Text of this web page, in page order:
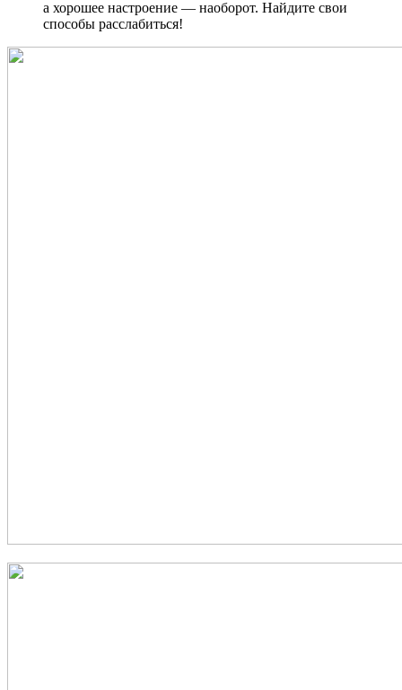
а хорошее настроение — наоборот. Найдите свои
способы расслабиться!